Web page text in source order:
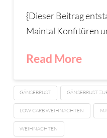
{Dieser Beitrag
Maintal Konfitüren
Read More
GÄNSEBRUST GÄNSEBRUST
LOW CARB WEIHNACHTEN
WEIHNACHTEN